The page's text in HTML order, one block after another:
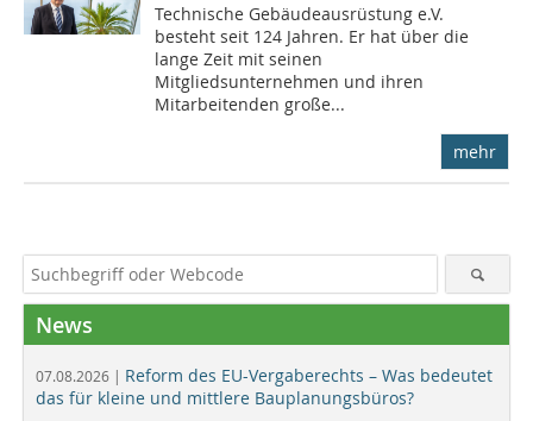
Technische Gebäudeausrüstung e.V.
besteht seit 124 Jahren. Er hat über die
lange Zeit mit seinen
Mitgliedsunternehmen und ihren
Mitarbeitenden große...
mehr
News
07.08.2026 | Reform des EU-Vergaberechts – Was bedeutet
das für kleine und mittlere Bauplanungsbüros?